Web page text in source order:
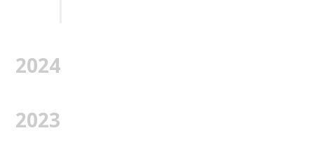
2024
2023